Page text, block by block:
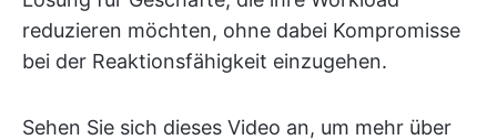
reduzieren möchten, ohne dabei Kompromisse
bei der Reaktionsfähigkeit einzugehen.
Sehen Sie sich dieses Video an, um mehr über